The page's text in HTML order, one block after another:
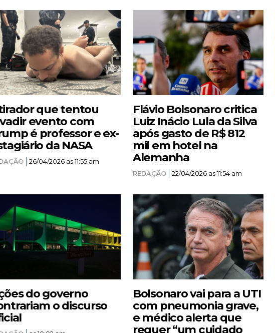
que tentou
evento com
é professor e ex-
da NASA
26/04/2026 as 11:55 am
Flávio Bolsonaro critica
Luiz Inácio Lula da Silva
após gasto de R$ 812
mil em hotel na
Alemanha
REDAÇÃO 22/04/2026 as 11:54 am
do governo
o discurso
Bolsonaro vai para a UTI
com pneumonia grave,
e médico alerta que
requer “um cuidado